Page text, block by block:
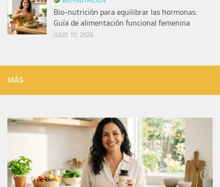
Bio-nutrición para equilibrar las hormonas:
Guía de alimentación funcional femenina
JULIO 10, 2026
MÁS